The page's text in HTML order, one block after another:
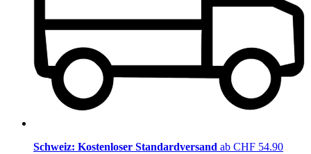
Schweiz: Kostenloser Standardversand ab CHF 54.90